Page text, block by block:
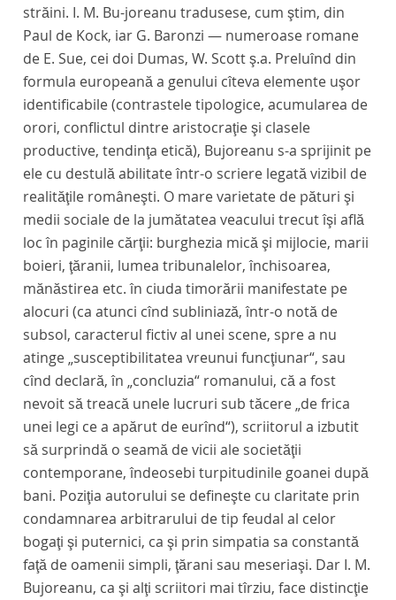
străini. I. M. Bu-joreanu tradusese, cum ştim, din
Paul de Kock, iar G. Baronzi — numeroase romane
de E. Sue, cei doi Dumas, W. Scott ş.a. Preluînd din
formula europeană a genului cîteva elemente uşor
identificabile (contrastele tipologice, acumularea de
orori, conflictul dintre aristocraţie şi clasele
productive, tendinţa etică), Bujoreanu s-a sprijinit pe
ele cu destulă abilitate într-o scriere legată vizibil de
realităţile româneşti. O mare varietate de pături şi
medii sociale de la jumătatea veacului trecut îşi află
loc în paginile cărţii: burghezia mică şi mijlocie, marii
boieri, ţăranii, lumea tribunalelor, închisoarea,
mănăstirea etc. în ciuda timorării manifestate pe
alocuri (ca atunci cînd subliniază, într-o notă de
subsol, caracterul fictiv al unei scene, spre a nu
atinge „susceptibilitatea vreunui funcţiunar“, sau
cînd declară, în „concluzia“ romanului, că a fost
nevoit să treacă unele lucruri sub tăcere „de frica
unei legi ce a apărut de eurînd“), scriitorul a izbutit
să surprindă o seamă de vicii ale societăţii
contemporane, îndeosebi turpitudinile goanei după
bani. Poziţia autorului se defineşte cu claritate prin
condamnarea arbitrarului de tip feudal al celor
bogaţi şi puternici, ca şi prin simpatia sa constantă
faţă de oamenii simpli, ţărani sau meseriaşi. Dar I. M.
Bujoreanu, ca şi alţi scriitori mai tîrziu, face distincţie